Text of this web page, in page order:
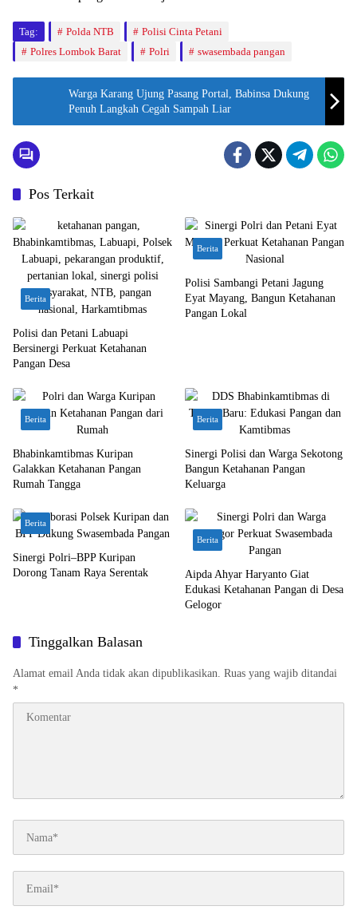
Tag: Polda NTB
Polisi Cinta Petani
Polres Lombok Barat
Polri swasembada pangan
Warga Karang Ujung Pasang Portal, Babinsa Dukung
Penuh Langkah Cegah Sampah Liar
Pos Terkait
Berita
Polisi dan Petani Labuapi
Bersinergi Perkuat Ketahanan
Pangan Desa
Berita
Polisi Sambangi Petani Jagung
Eyat Mayang, Bangun Ketahanan
Pangan Lokal
Berita
Bhabinkamtibmas Kuripan
Galakkan Ketahanan Pangan
Rumah Tangga
Berita
Sinergi Polisi dan Warga Sekotong
Bangun Ketahanan Pangan
Keluarga
Berita
Sinergi Polri–BPP Kuripan
Dorong Tanam Raya Serentak
Berita
Aipda Ahyar Haryanto Giat
Edukasi Ketahanan Pangan di Desa
Gelogor
Tinggalkan Balasan
Alamat email Anda tidak akan dipublikasikan. Ruas yang wajib ditandai
*